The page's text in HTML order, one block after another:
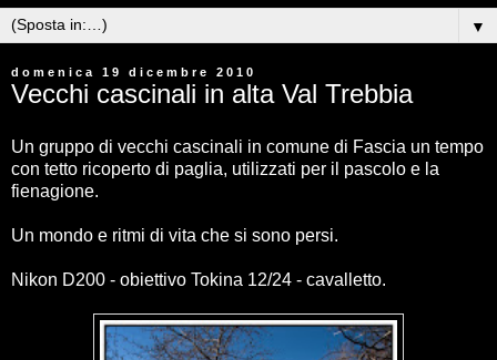
▼
domenica 19 dicembre 2010
Vecchi cascinali in alta Val Trebbia
Un gruppo di vecchi cascinali in comune di Fascia un tempo
con tetto ricoperto di paglia, utilizzati per il pascolo e la
fienagione.
Un mondo e ritmi di vita che si sono persi.
Nikon D200 - obiettivo Tokina 12/24 - cavalletto.